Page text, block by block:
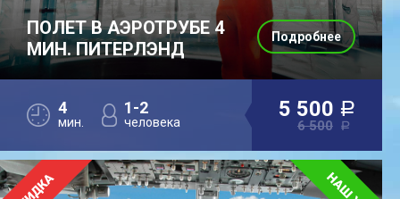
ПОЛЕТ В АЭРОТРУБЕ 4
МИН. ПИТЕРЛЭНД
4
мин.
1-2
человека
5 500 a
6 500 a
Подробнее